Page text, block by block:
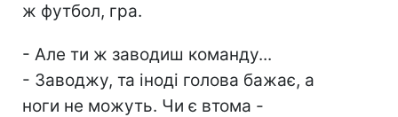
ж футбол, гра.
- Але ти ж заводиш команду...
- Заводжу, та іноді голова бажає, а
ноги не можуть. Чи є втома -